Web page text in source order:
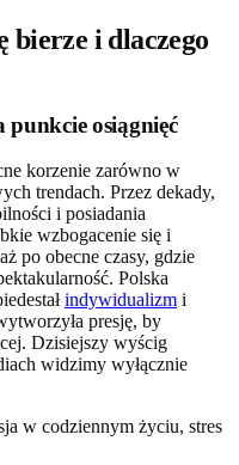
bierze i dlaczego
punkcie osiągnięć
korzenie zarówno w
trendach. Przez dekady,
i posiadania
wzbogacenie się i
po obecne czasy, gdzie
Polska
indywidualizm i
presję, by
Dzisiejszy wyścig
widzimy wyłącznie